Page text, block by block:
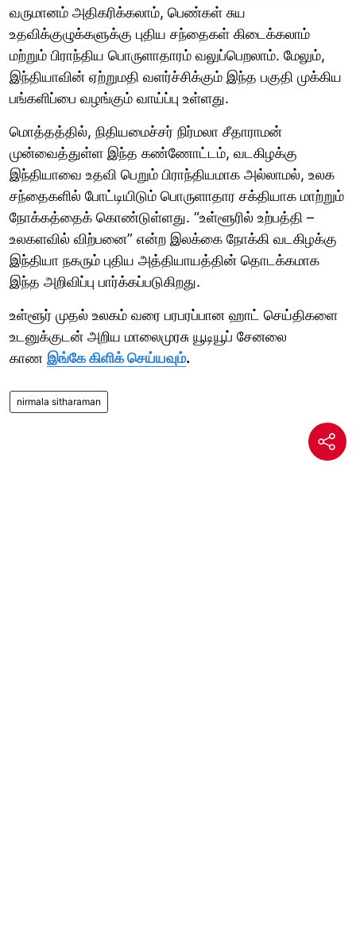
வருமானம் அதிகரிக்கலாம், பெண்கள் சுய
உதவிக்குழுக்களுக்கு புதிய சந்தைகள் கிடைக்கலாம்
மற்றும் பிராந்திய பொருளாதாரம் வலுப்பெறலாம். மேலும்,
இந்தியாவின் ஏற்றுமதி வளர்ச்சிக்கும் இந்த பகுதி முக்கிய
பங்களிப்பை வழங்கும் வாய்ப்பு உள்ளது.
மொத்தத்தில், நிதியமைச்சர் நிர்மலா சீதாராமன்
முன்வைத்துள்ள இந்த கண்ணோட்டம், வடகிழக்கு
இந்தியாவை உதவி பெறும் பிராந்தியமாக அல்லாமல், உலக
சந்தைகளில் போட்டியிடும் பொருளாதார சக்தியாக மாற்றும்
நோக்கத்தைக் கொண்டுள்ளது. “உள்ளூரில் உற்பத்தி –
உலகளவில் விற்பனை” என்ற இலக்கை நோக்கி வடகிழக்கு
இந்தியா நகரும் புதிய அத்தியாயத்தின் தொடக்கமாக
இந்த அறிவிப்பு பார்க்கப்படுகிறது.
உள்ளூர் முதல் உலகம் வரை பரபரப்பான ஹாட் செய்திகளை
உடனுக்குடன் அறிய மாலைமுரசு யூடியூப் சேனலை
காண இங்கே கிளிக் செய்யவும்.
nirmala sitharaman